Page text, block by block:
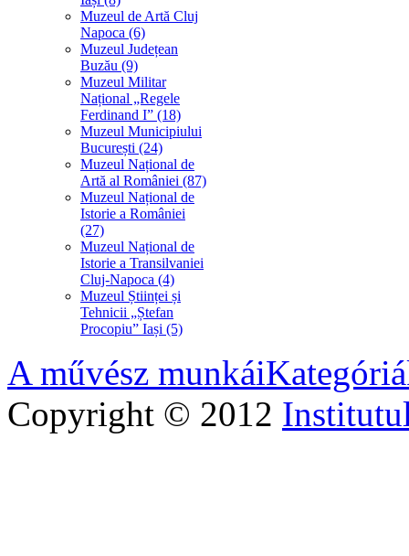
Muzeul de Artă Cluj
Napoca (6)
Muzeul Județean
Buzău (9)
Muzeul Militar
Național „Regele
Ferdinand I” (18)
Muzeul Municipiului
București (24)
Muzeul Național de
Artă al României (87)
Muzeul Național de
Istorie a României
(27)
Muzeul Național de
Istorie a Transilvaniei
Cluj-Napoca (4)
Muzeul Științei și
Tehnicii „Ștefan
Procopiu” Iași (5)
A művész munkái
Copyright © 2012